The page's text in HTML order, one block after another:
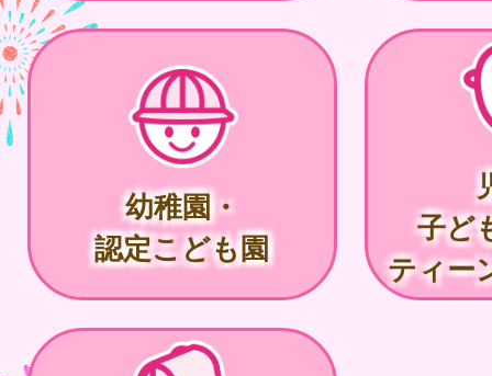
幼稚園・
認定こども園
子ど
ティー